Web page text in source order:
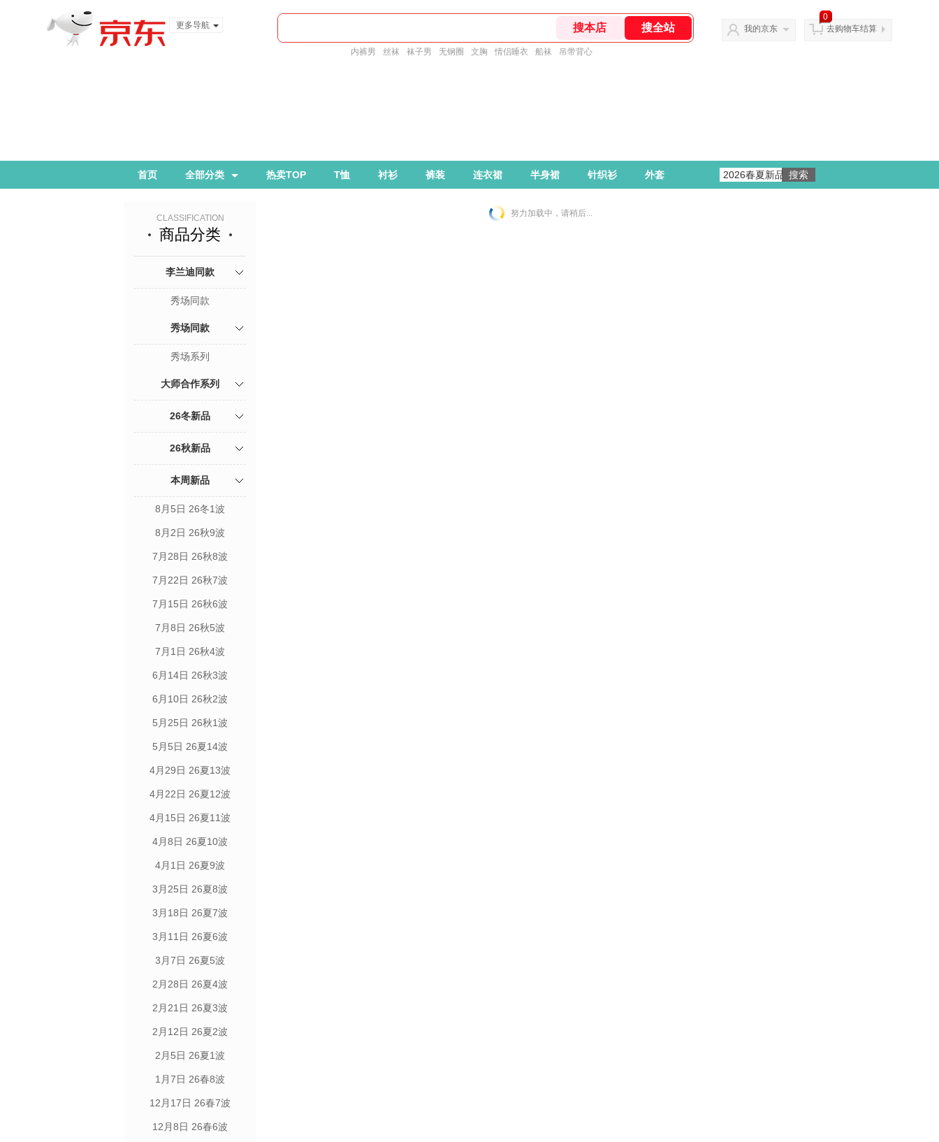
更多导航
内裤男 丝袜 袜子男 无钢圈 文胸 情侣睡衣 船袜 吊带背心
我的京东
0
去购物车结算
首页 全部分类 热卖TOP T恤 衬衫 裤装 连衣裙 半身裙 针织衫 外套
CLASSIFICATION
商品分类
李兰迪同款
秀场同款
秀场同款
秀场系列
大师合作系列
26冬新品
26秋新品
本周新品
8月5日 26冬1波
8月2日 26秋9波
7月28日 26秋8波
7月22日 26秋7波
7月15日 26秋6波
7月8日 26秋5波
7月1日 26秋4波
6月14日 26秋3波
6月10日 26秋2波
5月25日 26秋1波
5月5日 26夏14波
4月29日 26夏13波
4月22日 26夏12波
4月15日 26夏11波
4月8日 26夏10波
4月1日 26夏9波
3月25日 26夏8波
3月18日 26夏7波
3月11日 26夏6波
3月7日 26夏5波
2月28日 26夏4波
2月21日 26夏3波
2月12日 26夏2波
2月5日 26夏1波
1月7日 26春8波
12月17日 26春7波
12月8日 26春6波
努力加载中，请稍后...